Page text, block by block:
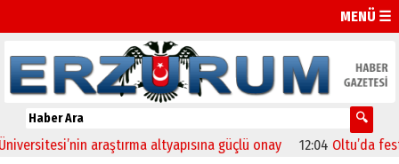
MENÜ ☰
araştırma altyapısına güçlü onay 12:04 Oltu’da